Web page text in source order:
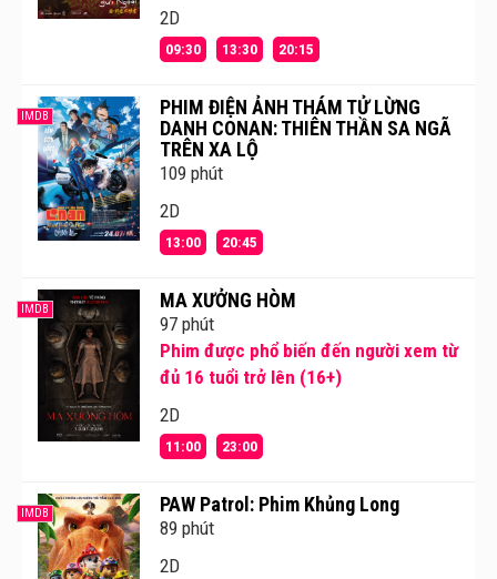
Galaxy Tân Bình
màu đỏ và nâu tạo nên một không gian vừa ấm cúng
thốngGalaxy Cinema,rạp này có ghế ngồi êm ái lý
tưởng , có độ nhún vừa phải , lối đi thông thoáng tạo
cảm giác thoải mái góp phần mang tới những trải
nghiệm mới mẻ, sảng khoái, đầy hứng khởi và thân
thiện cho các fan ghiền phim của mình .
2D
09:30 13:30 20:15
IMDB
PHIM ĐIỆN ẢNH THÁM TỬ LỪNG
DANH CONAN: THIÊN THẦN SA NGÃ
TRÊN XA LỘ
109 phút
2D
13:00 20:45
IMDB MA XƯỞNG HÒM
97 phút
Phim được phổ biến đến người xem từ
đủ 16 tuổi trở lên (16+)
2D
11:00 23:00
IMDB PAW Patrol: Phim Khủng Long
89 phút
2D